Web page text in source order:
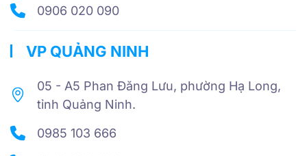
0906 020 090
VP QUẢNG NINH
05 - A5 Phan Đăng Lưu, phường Hạ Long,
tỉnh Quảng Ninh.
0985 103 666